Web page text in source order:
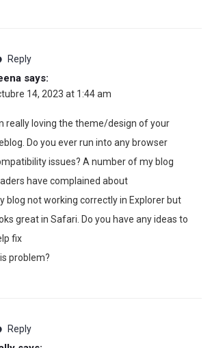
Reply
says:
14, 2023 at 1:44 am
really loving the theme/design of your
Do you ever run into any browser
issues? A number of my blog
have complained about
blog not working correctly in Explorer but
great in Safari. Do you have any ideas to
fix
problem?
Reply